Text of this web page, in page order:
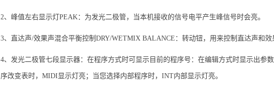
2、峰值左右显示灯PEAK：为发光二极管，当本机接收的信号电平产生峰信号时会亮。
3、直达声/效果声混合平衡控制DRY/WETMIX BALANCE：转动钮，用来控制直达声和效
4、发光二极管七段显示器：在程序方式时可显示目前的程序号：在编辑方式时显示出
序改变表时，MIDI显示灯亮；当您选择内部程序时，INT内部显示灯亮。